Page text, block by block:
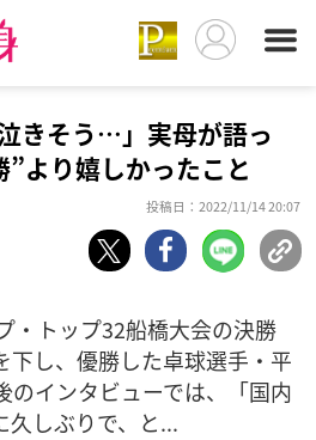
きそう…」実母が語っ
より嬉しかったこと
投稿日：2022/11/14 20:07
・トップ32船橋大会の決勝
下し、優勝した卓球選手・平
のインタビューでは、「国内
久しぶりで、と...